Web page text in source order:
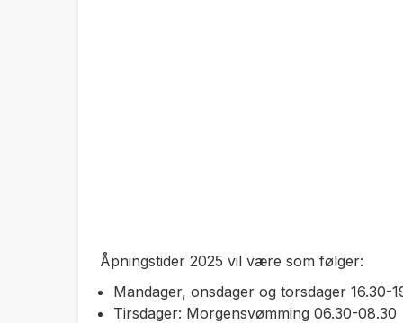
Åpningstider 2025 vil være som følger:
Mandager, onsdager og torsdager 16.30-
Tirsdager: Morgensvømming 06.30-08.30